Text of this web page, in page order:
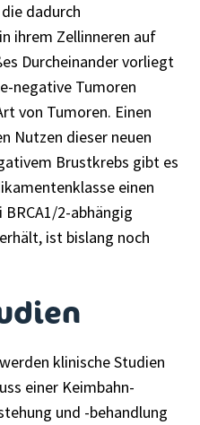
dadurch
ihrem Zellinneren auf
Durcheinander vorliegt
negative Tumoren
von Tumoren. Einen
Nutzen dieser neuen
Brustkrebs gibt es
einen
2-abhängig
ist bislang noch
klinische ­Studien
einer Keimbahn­
und -behandlung